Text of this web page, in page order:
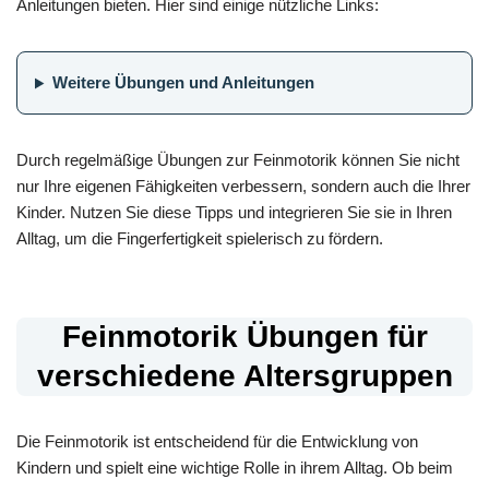
Anleitungen bieten. Hier sind einige nützliche Links:
Weitere Übungen und Anleitungen
Durch regelmäßige Übungen zur Feinmotorik können Sie nicht
nur Ihre eigenen Fähigkeiten verbessern, sondern auch die Ihrer
Kinder. Nutzen Sie diese Tipps und integrieren Sie sie in Ihren
Alltag, um die Fingerfertigkeit spielerisch zu fördern.
Feinmotorik Übungen für
verschiedene Altersgruppen
Die Feinmotorik ist entscheidend für die Entwicklung von
Kindern und spielt eine wichtige Rolle in ihrem Alltag. Ob beim